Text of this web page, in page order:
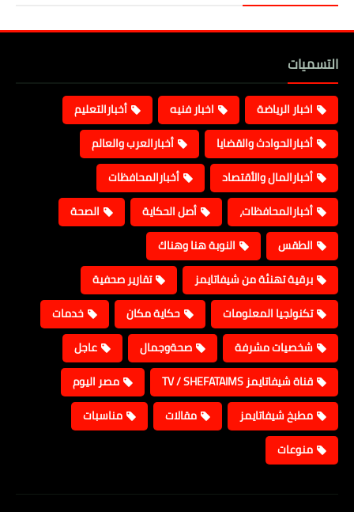
التسميات
اخبار الرياضة اخبار فنيه
أخبارالتعليم
أخبارالحوادث والقضايا
أخبارالعرب والعالم
أخبارالمال والأقتصاد
أخبارالمحافظات
أخبارالمحافظات،
أصل الحكاية
الصحة
الطقس
النوبة هنا وهناك
برقية تهنئة من شيفاتايمز
تقارير صحفية
تكنولجيا المعلومات
حكاية مكان
خدمات
شخصيات مشرفة
صحةوجمال
عاجل
قناة شيفاتايمز TV / SHEFATAIMS
مصر اليوم
مطبخ شيفاتايمز
مقالات
مناسبات
منوعات